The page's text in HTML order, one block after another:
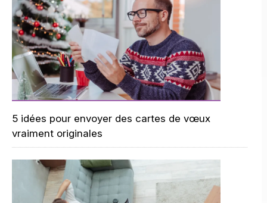
5 idées pour envoyer des cartes de vœux
vraiment originales